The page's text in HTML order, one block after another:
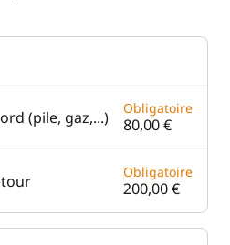
(pile, gaz,...) Obligatoire
80,00 €
Obligatoire
200,00 €